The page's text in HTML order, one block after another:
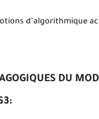
d’algorithmique
DU